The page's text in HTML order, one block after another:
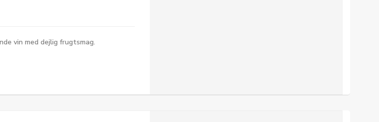
vin med dejlig frugtsmag.